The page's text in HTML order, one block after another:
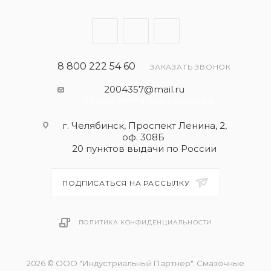
8 800 222 54 60 ЗАКАЗАТЬ ЗВОНОК
2004357@mail.ru
г. Челябинск, Проспект Ленина, 2,
оф. 308Б
20 пунктов выдачи по России
ПОДПИСАТЬСЯ НА РАССЫЛКУ
ПОЛИТИКА КОНФИДЕНЦИАЛЬНОСТИ
2026 © ООО "Индустриальный Партнер". Смазочные